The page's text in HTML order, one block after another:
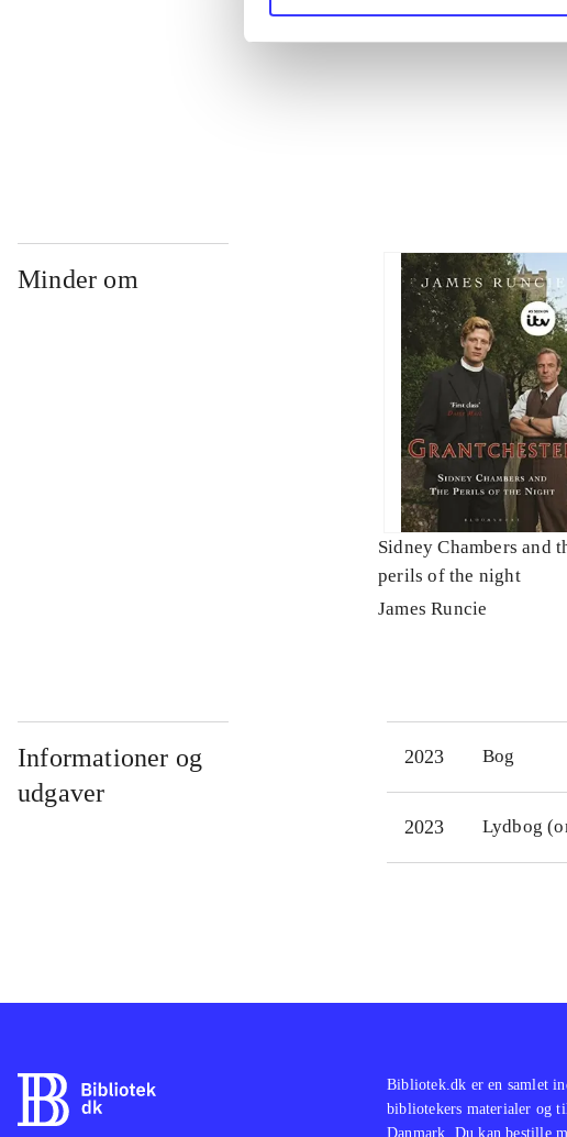
...
Minder om
Sidney Chambers and
perils of the night
James Runcie
Informationer og
udgaver
2023 Bog
2023 Lydbog
Bibliotek.dk er en samlet
bibliotekers materialer og
Danmark. Du kan bestille